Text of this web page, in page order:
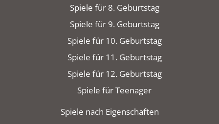
Spiele für 8. Geburtstag
Spiele für 9. Geburtstag
Spiele für 10. Geburtstag
Spiele für 11. Geburtstag
Spiele für 12. Geburtstag
Spiele für Teenager
Spiele nach Eigenschaften